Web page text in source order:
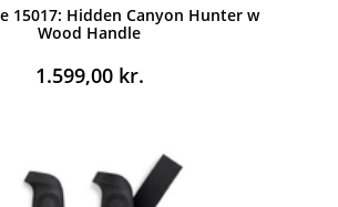
15017: Hidden Canyon Hunter w
Wood Handle
1.599,00 kr.